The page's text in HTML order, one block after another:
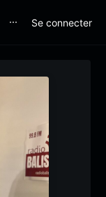
⋯ Se connecter